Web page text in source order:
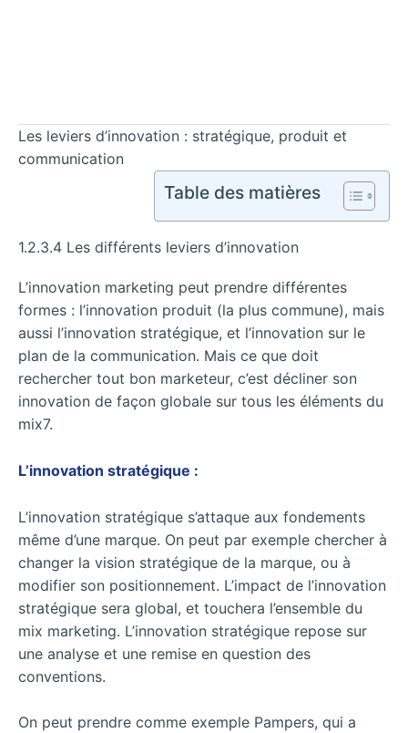
Les leviers d’innovation : stratégique, produit et
communication
Table des matières
1.2.3.4 Les différents leviers d’innovation
L’innovation marketing peut prendre différentes
formes : l’innovation produit (la plus commune), mais
aussi l’innovation stratégique, et l’innovation sur le
plan de la communication. Mais ce que doit
rechercher tout bon marketeur, c’est décliner son
innovation de façon globale sur tous les éléments du
mix7.
L’innovation stratégique :
L’innovation stratégique s’attaque aux fondements
même d’une marque. On peut par exemple chercher à
changer la vision stratégique de la marque, ou à
modifier son positionnement. L’impact de l’innovation
stratégique sera global, et touchera l’ensemble du
mix marketing. L’innovation stratégique repose sur
une analyse et une remise en question des
conventions.
On peut prendre comme exemple Pampers, qui a